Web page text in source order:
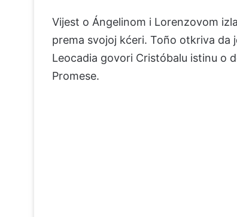
Vijest o Ángelinom i Lorenzovom
prema svojoj kćeri. Toño otkriva da
Leocadia govori Cristóbalu istinu o
Promese.